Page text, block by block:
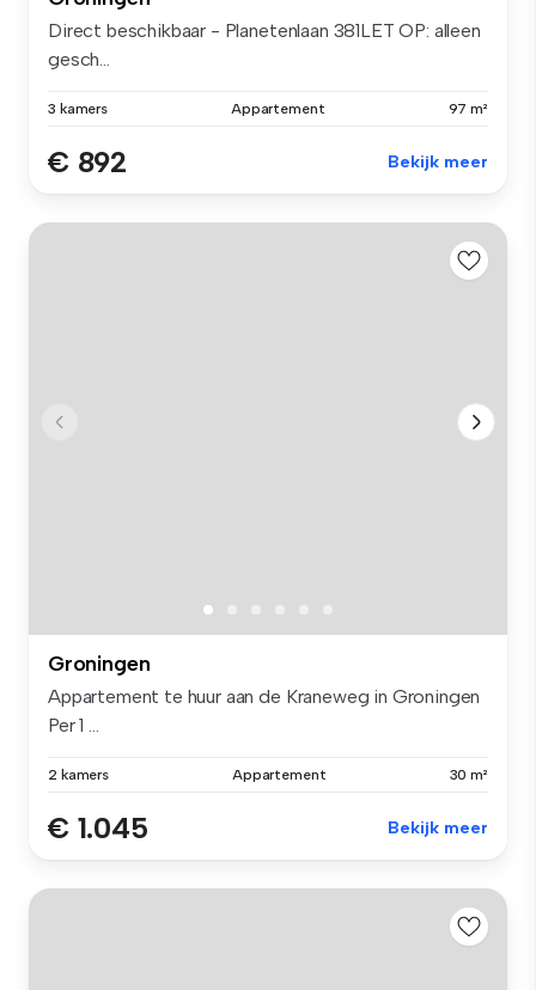
Direct beschikbaar - Planetenlaan 381LET OP: alleen
gesch...
3 kamers Appartement 97 m²
€ 892 Bekijk meer
Groningen
Appartement te huur aan de Kraneweg in Groningen
Per 1 ...
2 kamers Appartement 30 m²
€ 1.045 Bekijk meer